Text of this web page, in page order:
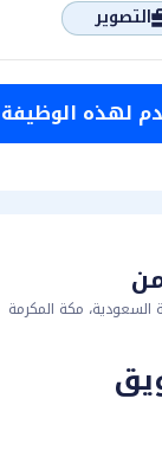
التصوير
لهذه الوظيفة
لهذه الوظيفة
السعودية، مكة المكرمة